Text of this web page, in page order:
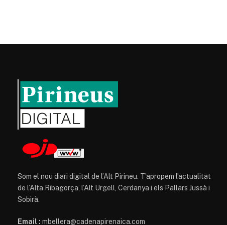
Som el nou diari digital de l’Alt Pirineu. T’apropem l’actualitat
de l’Alta Ribagorça, l’Alt Urgell, Cerdanya i els Pallars Jussà i
Sobirà.
Email : mbellera@cadenapirenaica.com